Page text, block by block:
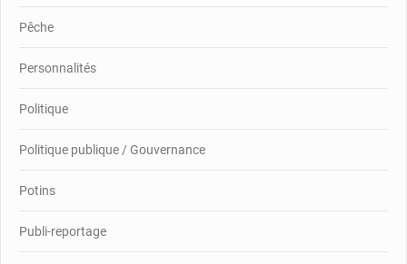
Pêche
Personnalités
Politique
Politique publique / Gouvernance
Potins
Publi-reportage